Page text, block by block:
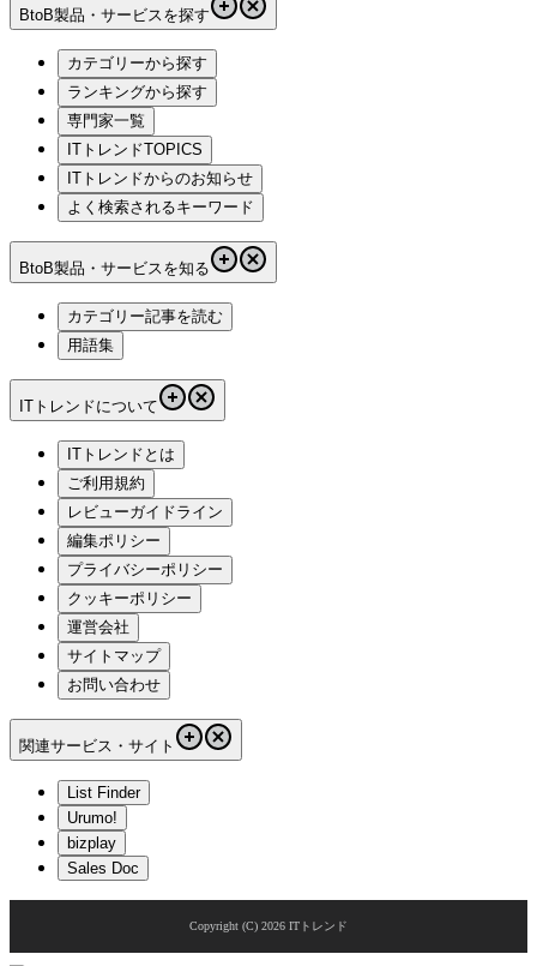
BtoB製品・サービスを探す
カテゴリーから探す
ランキングから探す
専門家一覧
ITトレンドTOPICS
ITトレンドからのお知らせ
よく検索されるキーワード
BtoB製品・サービスを知る
カテゴリー記事を読む
用語集
ITトレンドについて
ITトレンドとは
ご利用規約
レビューガイドライン
編集ポリシー
プライバシーポリシー
クッキーポリシー
運営会社
サイトマップ
お問い合わせ
関連サービス・サイト
List Finder
Urumo!
bizplay
Sales Doc
Copyright (C) 2026 ITトレンド